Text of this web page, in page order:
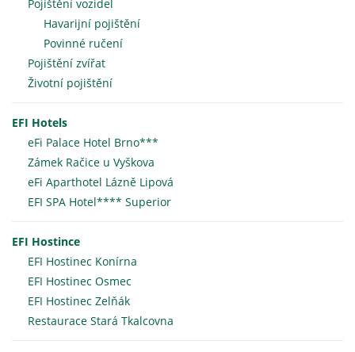
Pojištění vozidel
Havarijní pojištění
Povinné ručení
Pojištění zvířat
Životní pojištění
EFI Hotels
eFi Palace Hotel Brno***
Zámek Račice u Vyškova
eFi Aparthotel Lázně Lipová
EFI SPA Hotel**** Superior
EFI Hostince
EFI Hostinec Konírna
EFI Hostinec Osmec
EFI Hostinec Zelňák
Restaurace Stará Tkalcovna